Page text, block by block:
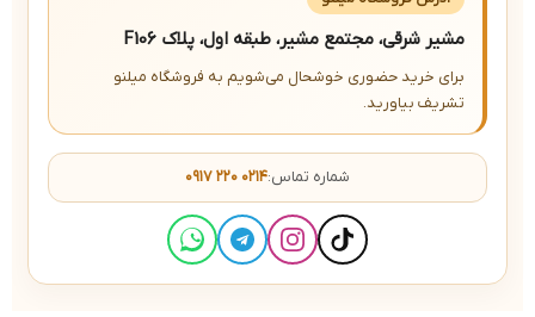
مشیر شرقی، مجتمع مشیر، طبقه اول، پلاک F106
برای خرید حضوری خوشحال می‌شویم به فروشگاه میلنو
تشریف بیاورید.
شماره تماس:۰۹۱۷ ۲۲۰ ۰۲۱۴